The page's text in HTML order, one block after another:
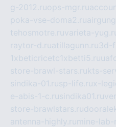
g-2012.ruops-mgr.ru
poka-vse-doma2.ru
tehosmotre.ruvarieta-
raytor-d.ruatillagunn.ru3d-
1xbeticricetc1xbetti5.ru
store-brawl-stars.rukts-
sindika-01.rusp-life.rux-
e-abis-1-c.rusindika01.ru
store-brawlstars.ru
antenna-highly.ru mine-